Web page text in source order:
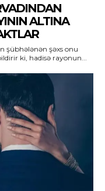
ALTINA
şübhələnən şəxs onu
ki, hadisə rayonun...